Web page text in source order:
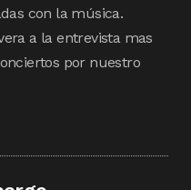
con la música.
a la entrevista mas
por nuestro